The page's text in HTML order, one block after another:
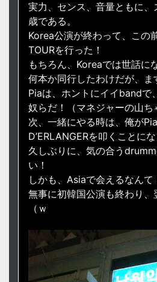
実力、センス、音量ともに
歳である。
Korea公演が終わって、この
TOURを行った！
もちろん、Koreaでは世話に
何本か同行したわけだが、ま
Piaは、ホントにイイbandで
奴らだ！（マネジャーの山ち
次、一緒にやる時は、俺が
D’ERLANGERを叩くことに
久しぶりに、気の合う
い！
しかも、Asiaで会えるなんて
無事に初韓国公演も終わり、
（ｗ